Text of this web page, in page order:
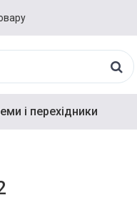
і перехідники